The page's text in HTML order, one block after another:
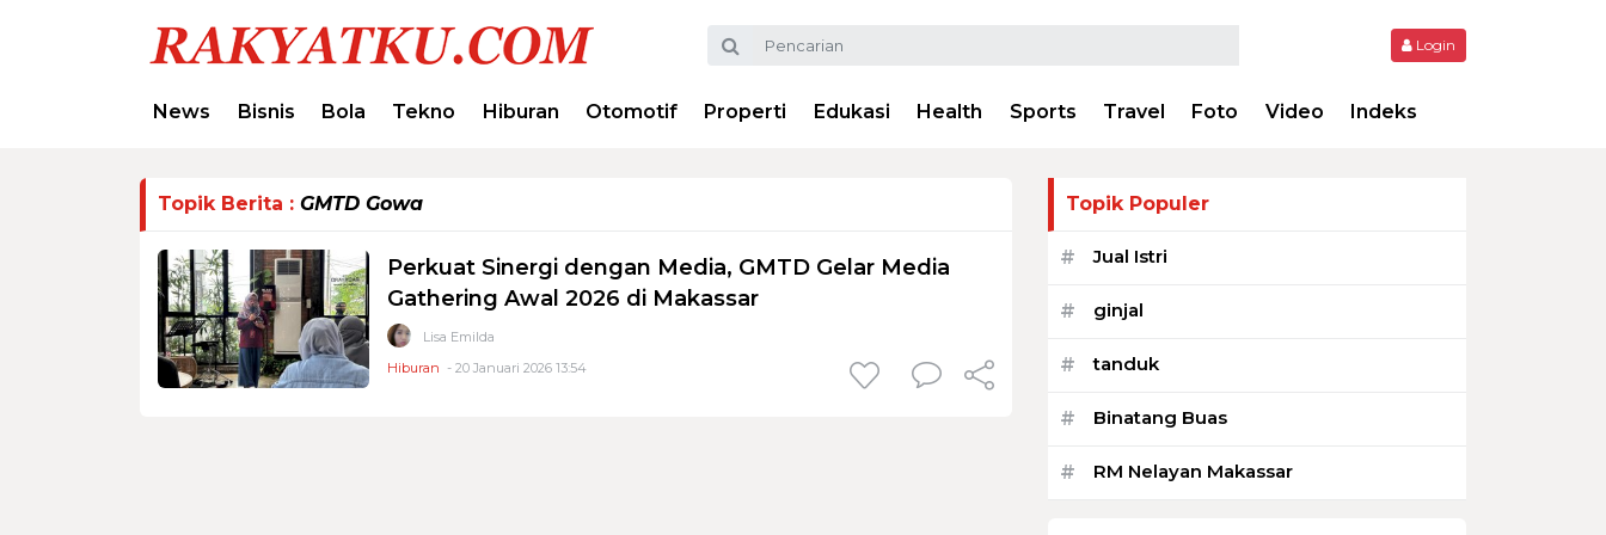
Login
News Bisnis Bola Tekno Hiburan Otomotif Properti Edukasi Health Sports Travel Foto Video Indeks
Topik Berita : GMTD Gowa
Perkuat Sinergi dengan Media, GMTD Gelar Media
Gathering Awal 2026 di Makassar
Lisa Emilda
Hiburan - 20 Januari 2026 13:54
Topik Populer
# Jual Istri
# ginjal
# tanduk
# Binatang Buas
# RM Nelayan Makassar